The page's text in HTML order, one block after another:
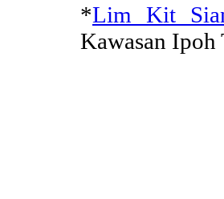
*Lim Kit
Kawasan Ipoh